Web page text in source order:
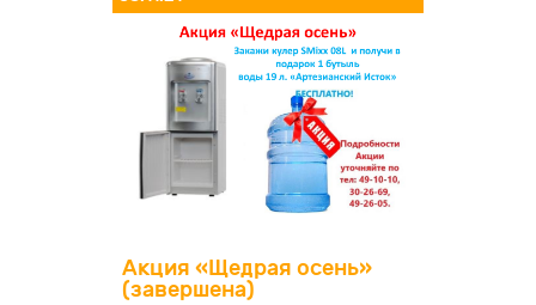
Акция «Щедрая осень»
(завершена)